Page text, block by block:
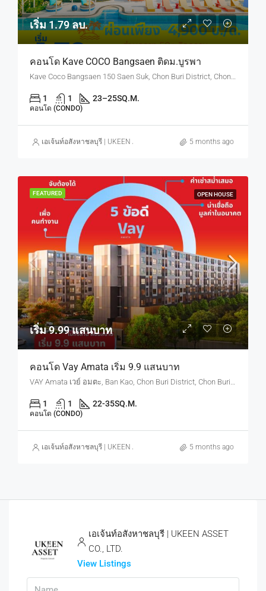
เริ่ม 1.79 ลบ.
คอนโด Kave COCO Bangsaen ติดม.บูรพา
Kave Coco Bangsaen 150 Saen Suk, Chon Buri District, Chon Buri, Thailand
1 1 23–25SQ.M.
คอนโด (CONDO)
เอเจ้นท์อสังหาชลบุรี | UKEEN ASSET CO., LTD. 5 months ago
FEATURED OPEN HOUSE
เริ่ม 9.99 แสนบาท
คอนโด Vay Amata เริ่ม 9.9 แสนบาท
VAY Amata เวย์ อมตะ, Ban Kao, Chon Buri District, Chon Buri, Thailand
1 1 22-35SQ.M.
คอนโด (CONDO)
เอเจ้นท์อสังหาชลบุรี | UKEEN ASSET CO., LTD. 5 months ago
เอเจ้นท์อสังหาชลบุรี | UKEEN ASSET
CO., LTD.
View Listings